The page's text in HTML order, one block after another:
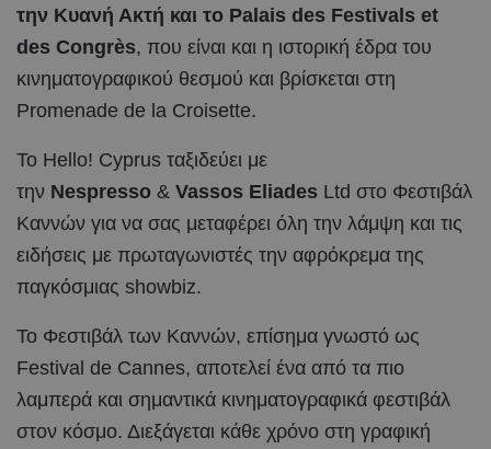
την Κυανή Ακτή και το Palais des Festivals et
des Congrès, που είναι και η ιστορική έδρα του
κινηματογραφικού θεσμού και βρίσκεται στη
Promenade de la Croisette.
Το Hello! Cyprus ταξιδεύει με
την Nespresso & Vassos Eliades Ltd στο Φεστιβάλ
Καννών για να σας μεταφέρει όλη την λάμψη και τις
ειδήσεις με πρωταγωνιστές την αφρόκρεμα της
παγκόσμιας showbiz.
Το Φεστιβάλ των Καννών, επίσημα γνωστό ως
Festival de Cannes, αποτελεί ένα από τα πιο
λαμπερά και σημαντικά κινηματογραφικά φεστιβάλ
στον κόσμο. Διεξάγεται κάθε χρόνο στη γραφική